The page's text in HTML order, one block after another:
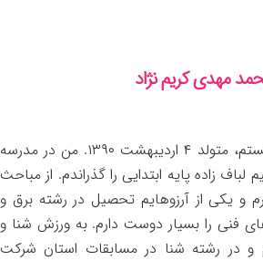
مهدی کریم نژاد
محمد مهدی کریم نژاد هستم، متولد ۴ اردیبهشت ۱۳۹۰. من در مدرسه
زاده پایه ابتدایی را گذراندم. از مباحث
و یکی از آرزوهایم تحصیل در رشته برق و
فنی را بسیار دوست دارم. به ورزش شنا و
و در رشته شنا در مسابقات استان شرکت